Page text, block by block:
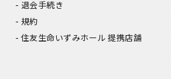
退会手続き
規約
住友生命いずみホール 提携店舗